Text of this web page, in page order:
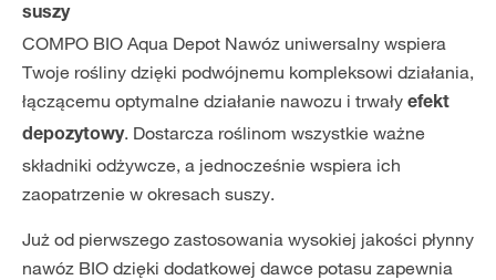
suszy
COMPO BIO Aqua Depot Nawóz uniwersalny wspiera
Twoje rośliny dzięki podwójnemu kompleksowi działania,
łączącemu optymalne działanie nawozu i trwały efekt
depozytowy. Dostarcza roślinom wszystkie ważne
składniki odżywcze, a jednocześnie wspiera ich
zaopatrzenie w okresach suszy.
Już od pierwszego zastosowania wysokiej jakości płynny
nawóz BIO dzięki dodatkowej dawce potasu zapewnia